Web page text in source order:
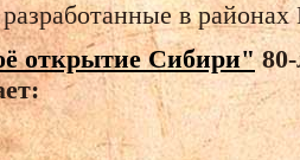
в районах
открытие Сибири"80-